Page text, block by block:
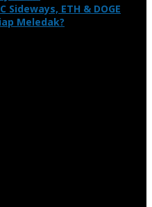
Sideways, ETH & DOGE
Meledak?